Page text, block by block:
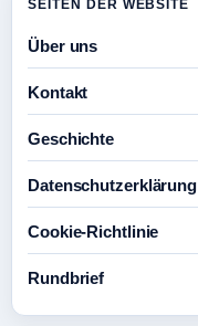
SEITEN DER WEBSITE
Über uns
Kontakt
Geschichte
Datenschutzerklärung
Cookie-Richtlinie
Rundbrief